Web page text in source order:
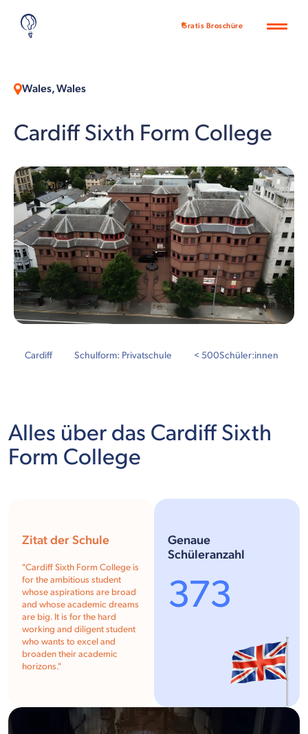
Gratis Broschüre
Wales, Wales
Cardiff Sixth Form College
Cardiff Schulform: Privatschule < 500Schüler:innen
Alles über das Cardiff Sixth
Form College
Zitat der Schule
"Cardiff Sixth Form College is
for the ambitious student
whose aspirations are broad
and whose academic dreams
are big. It is for the hard
working and diligent student
who wants to excel and
broaden their academic
horizons."
Genaue
Schüleranzahl
373